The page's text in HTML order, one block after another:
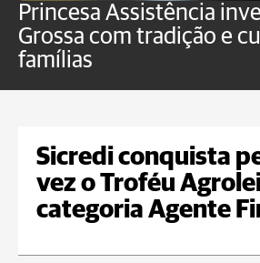
Princesa Assistência
Grossa com tradição e
famílias
Sicredi conquista
vez o Troféu
categoria Agente